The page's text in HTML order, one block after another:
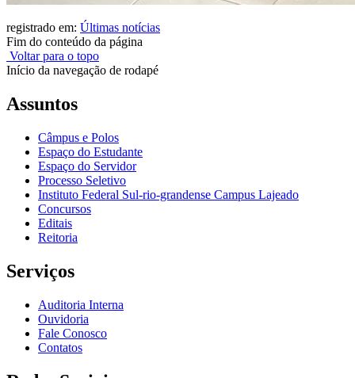
registrado em: Últimas notícias
Fim do conteúdo da página
Voltar para o topo
Início da navegação de rodapé
Assuntos
Câmpus e Polos
Espaço do Estudante
Espaço do Servidor
Processo Seletivo
Instituto Federal Sul-rio-grandense Campus Lajeado
Concursos
Editais
Reitoria
Serviços
Auditoria Interna
Ouvidoria
Fale Conosco
Contatos